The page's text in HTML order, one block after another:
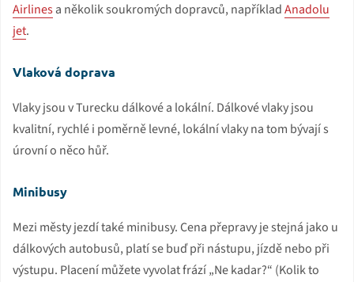
Airlinesa několik soukromých dopravců, napříkladAnadolu
jet.
Vlaková doprava
Vlaky jsou v Turecku dálkové a lokální. Dálkové vlaky jsou
kvalitní, rychlé i poměrně levné, lokální vlaky na tom bývají s
úrovní o něco hůř.
Minibusy
Mezi městy jezdí také minibusy. Cena přepravy je stejná jako u
dálkových autobusů, platí se buď při nástupu, jízdě nebo při
výstupu. Placení můžete vyvolat frází „Ne kadar?“ (Kolik to